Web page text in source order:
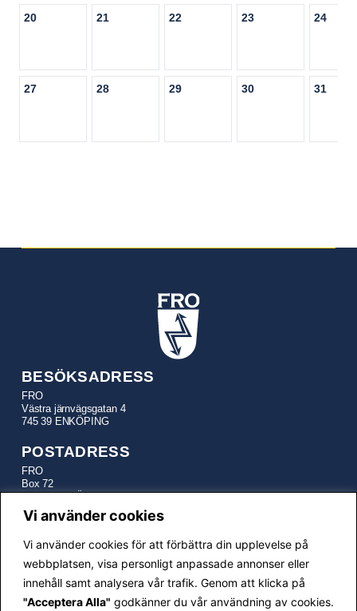
Vi använder cookies
Vi använder cookies för att förbättra din upplevelse på
webbplatsen, visa personligt anpassade annonser eller
innehåll samt analysera vår trafik. Genom att klicka på
"Acceptera Alla" godkänner du vår användning av cookies.
20 21 22 23 24
27 28 29 30 31
BESÖKSADRESS
FRO
Västra järnvägsgatan 4
745 39 ENKÖPING
POSTADRESS
FRO
Box 72
745 22 ENKÖPING
TELEFON
Kansli:010-641 21 17
E-POSTADRESSER
fro@fro.se– Generella frågor och information
generalsekreterare@fro.se– FRO Generalsekreterare